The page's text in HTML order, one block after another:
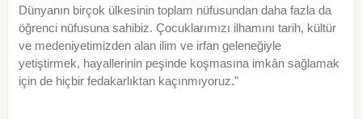
Dünyanın birçok ülkesinin toplam nüfusundan daha fazla da
öğrenci nüfusuna sahibiz. Çocuklarımızı ilhamını tarih, kültür
ve medeniyetimizden alan ilim ve irfan geleneğiyle
yetiştirmek, hayallerinin peşinde koşmasına imkân sağlamak
için de hiçbir fedakarlıktan kaçınmıyoruz."